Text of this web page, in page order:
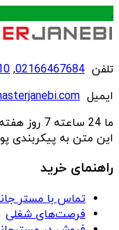
.
تلفن 02166467684
,
ایمیل
ما 24
این متن به پیکربندی
راهنمای خرید
تماس با مستر
فرصت‌های شغلی